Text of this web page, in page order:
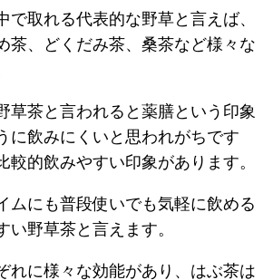
で取れる代表的な野草と言えば、
茶、どくだみ茶、桑茶など様々な
草茶と言われると薬膳という印象
に飲みにくいと思われがちです
較的飲みやすい印象があります。
ムにも普段使いでも気軽に飲める
い野草茶と言えます。
れに様々な効能があり、はぶ茶は